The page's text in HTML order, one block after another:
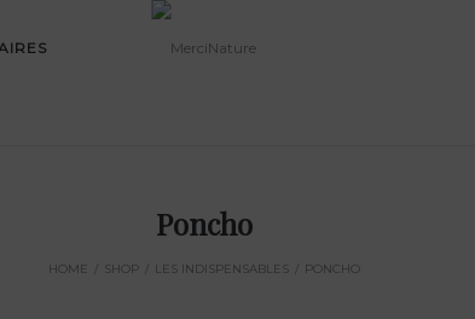
Poncho
HOME SHOP LES INDISPENSABLES PONCHO